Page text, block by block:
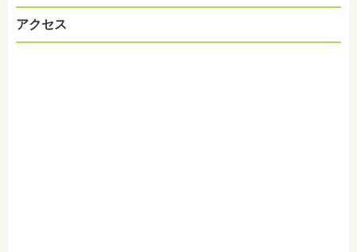
アクセス